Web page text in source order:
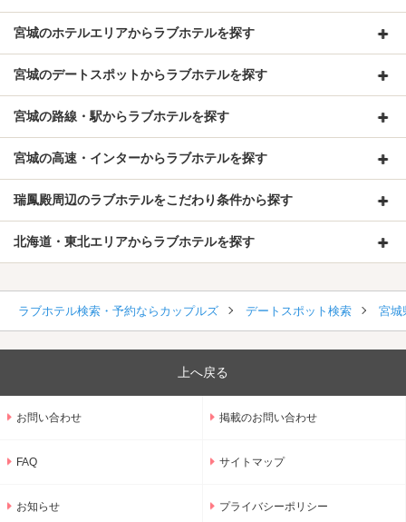
宮城のホテルエリアからラブホテルを探す
宮城のデートスポットからラブホテルを探す
宮城の路線・駅からラブホテルを探す
宮城の高速・インターからラブホテルを探す
瑞鳳殿周辺のラブホテルをこだわり条件から探す
北海道・東北エリアからラブホテルを探す
ラブホテル検索・予約ならカップルズ デートスポット検索 宮城
上へ戻る
お問い合わせ 掲載のお問い合わせ
FAQ サイトマップ
お知らせ プライバシーポリシー